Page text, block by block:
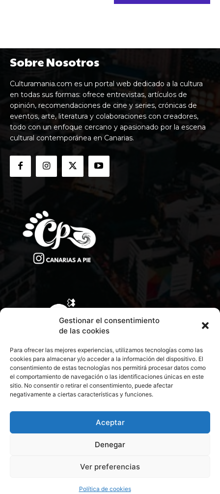
Gestionar el consentimiento
de las cookies
Para ofrecer las mejores experiencias, utilizamos tecnologías como las
cookies para almacenar y/o acceder a la información del dispositivo. El
consentimiento de estas tecnologías nos permitirá procesar datos como
el comportamiento de navegación o las identificaciones únicas en este
sitio. No consentir o retirar el consentimiento, puede afectar
negativamente a ciertas características y funciones.
Aceptar
Denegar
Ver preferencias
Política de cookies
Sobre Nosotros
Culturamania.com es un portal web dedicado a la cultura
en todas sus formas: ofrece entrevistas, artículos de
opinión, recomendaciones de cine y series, crónicas de
eventos, arte, literatura y colaboraciones con creadores,
todo con un enfoque cercano y apasionado por la escena
cultural contemporánea en Canarias.
CONTACTA CON NOSOTROS
© 2026 Todos los derechos reservados. Culturamanía